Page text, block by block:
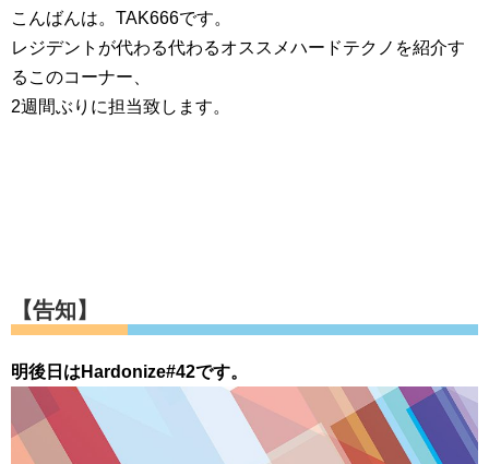
こんばんは。TAK666です。
レジデントが代わる代わるオススメハードテクノを紹介す
るこのコーナー、
2週間ぶりに担当致します。
【告知】
明後日はHardonize#42です。